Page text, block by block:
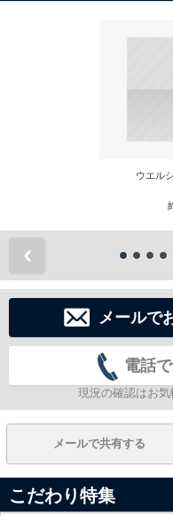
ウエル
メールで
電話
現況の確認はお気
メールで共有する
こだわり特集